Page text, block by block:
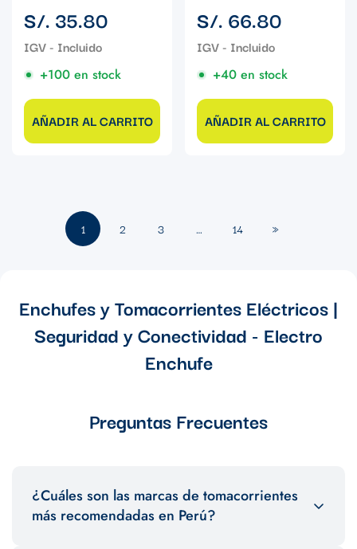
Precio
regular
S/. 35.80
+100 en stock
AÑADIR AL CARRITO
Precio
regular
S/. 66.80
+40 en stock
AÑADIR AL CARRITO
1 2 3 … 14 »
Enchufes y Tomacorrientes Eléctricos |
Seguridad y Conectividad - Electro
Enchufe
Preguntas Frecuentes
¿Cuáles son las marcas de tomacorrientes
más recomendadas en Perú?